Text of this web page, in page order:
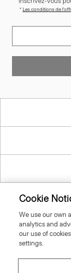
* Les conditions de
Cookie
We use our own
analytics and
our use of
settings.